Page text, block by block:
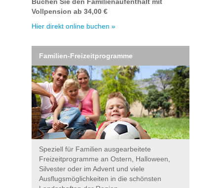
Buchen Sie den Familienaufenthalt mit
Vollpension ab 34,00 €
Hier direkt online buchen »
Familien-Freizeitprogramme
Speziell für Familien ausgearbeitete
Freizeitprogramme an Ostern, Halloween,
Silvester oder im Advent und viele
Ausflugsmöglichkeiten in die schönsten